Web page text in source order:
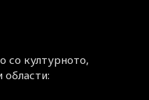
со културното,
области: